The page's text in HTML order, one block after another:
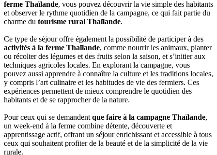
ferme Thaïlande, vous pouvez découvrir la vie simple des habitants
et observer le rythme quotidien de la campagne, ce qui fait partie du
charme du tourisme rural Thaïlande.
Ce type de séjour offre également la possibilité de participer à des
activités à la ferme Thaïlande, comme nourrir les animaux, planter
ou récolter des légumes et des fruits selon la saison, et s’initier aux
techniques agricoles locales. En explorant la campagne, vous
pouvez aussi apprendre à connaître la culture et les traditions locales,
y compris l’art culinaire et les habitudes de vie des fermiers. Ces
expériences permettent de mieux comprendre le quotidien des
habitants et de se rapprocher de la nature.
Pour ceux qui se demandent que faire à la campagne Thaïlande,
un week-end à la ferme combine détente, découverte et
apprentissage actif, offrant un séjour enrichissant et accessible à tous
ceux qui souhaitent profiter de la beauté et de la simplicité de la vie
rurale.